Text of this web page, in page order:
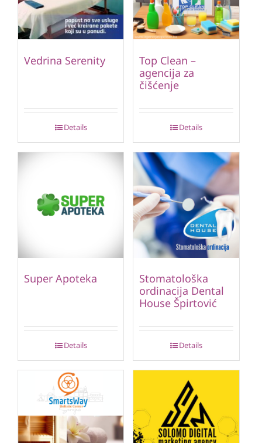
Vedrina Serenity
Details
Top Clean –
agencija za
čišćenje
Details
Super Apoteka
Details
Stomatološka
ordinacija Dental
House Špirtović
Details